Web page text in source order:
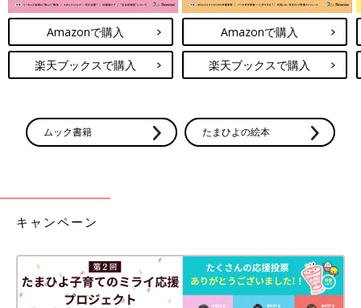
Amazonで購入
楽天ブックスで購入
Amazonで購入
楽天ブックスで購入
ムック書籍 たまひよの絵本
キャンペーン